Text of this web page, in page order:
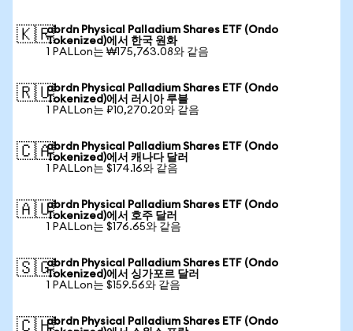
🇰🇷abrdn Physical Palladium Shares ETF (Ondo
Tokenized)에서 한국 원화
1 PALLon는 ₩175,763.08와 같음
🇷🇺abrdn Physical Palladium Shares ETF (Ondo
Tokenized)에서 러시아 루블
1 PALLon는 ₽10,270.20와 같음
🇨🇦abrdn Physical Palladium Shares ETF (Ondo
Tokenized)에서 캐나다 달러
1 PALLon는 $174.16와 같음
🇦🇺abrdn Physical Palladium Shares ETF (Ondo
Tokenized)에서 호주 달러
1 PALLon는 $176.65와 같음
🇸🇬abrdn Physical Palladium Shares ETF (Ondo
Tokenized)에서 싱가포르 달러
1 PALLon는 $159.56와 같음
🇨🇭abrdn Physical Palladium Shares ETF (Ondo